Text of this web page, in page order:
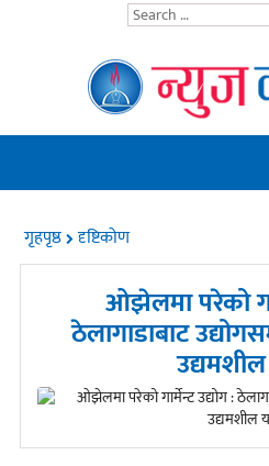
गृहपृष्ठ दृष्टिकोण
ओझेलमा परेको
ठेलागाडाबाट
उद्यमशील